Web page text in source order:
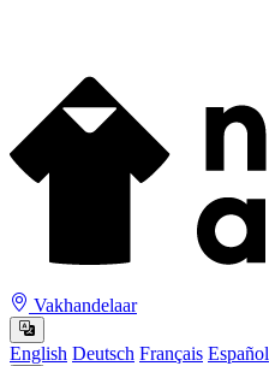
Vakhandelaar
English Deutsch Français Español